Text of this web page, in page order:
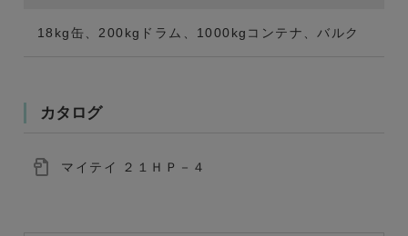
18kg缶、200kgドラム、1000kgコンテナ、バルク
カタログ
マイテイ ２１ＨＰ－４